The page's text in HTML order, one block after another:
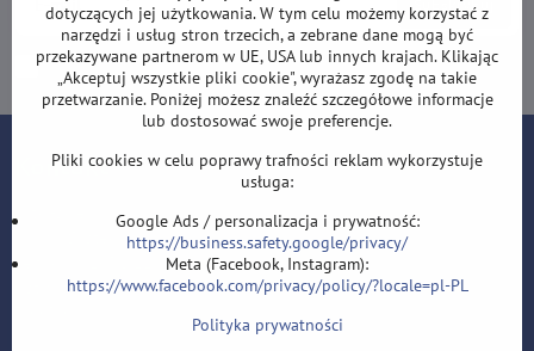
Subskrybuj
Chcę zapisać się do newslettera przez e-mail
Kontakt
Velflíkova 1632/11
Ostrava-Hrabůvka
dotyczących jej użytkowania. W tym celu możemy korzystać z
narzędzi i usług stron trzecich, a zebrane dane mogą być
przekazywane partnerom w UE, USA lub innych krajach. Klikając
„Akceptuj wszystkie pliki cookie", wyrażasz zgodę na takie
przetwarzanie. Poniżej możesz znaleźć szczegółowe informacje
lub dostosować swoje preferencje.
Pliki cookies w celu poprawy trafności reklam wykorzystuje
usługa:
Google Ads / personalizacja i prywatność:
https://business.safety.google/privacy/
Meta (Facebook, Instagram):
https://www.facebook.com/privacy/policy/?locale=pl-PL
Polityka prywatności